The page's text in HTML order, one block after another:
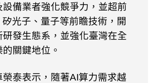
備業者強化競爭力，並超前
矽光子、量子等前瞻技術，開
研發生態系，並強化臺灣在全
關鍵地位。
泰表示，隨著AI算力需求越